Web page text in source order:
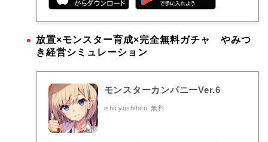
放置×モンスター育成×完全無料ガチャ やみつ
き経営シミュレーション
モンスターカンパニーVer.6
ishii yoshihiro 無料